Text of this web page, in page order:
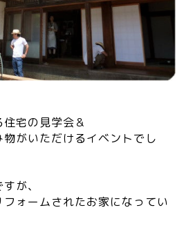
宅の見学会＆
がいただけるイベントでし
が、
ォームされたお家になってい